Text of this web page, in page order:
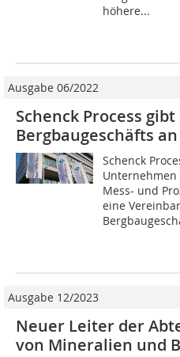
höhere...
Ausgabe 06/2022
Schenck Process
Bergbaugeschäfts
Schenck
Mess- und
eine
Ausgabe 12/2023
Neuer Leiter der
von Mineralien und